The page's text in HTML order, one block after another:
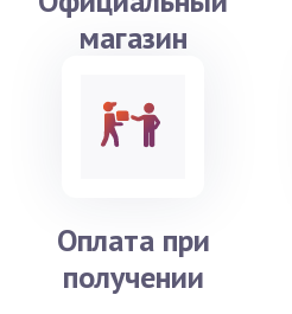
магазин
Оплата при
получении